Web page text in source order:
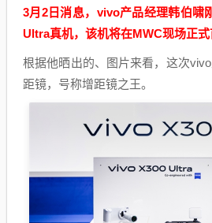
3月2日消息，vivo产品经理韩伯啸
Ultra真机，该机将在MWC现场正式
根据他晒出的、图片来看，这次
距镜，号称增距镜之王。